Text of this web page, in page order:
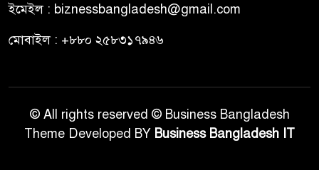
ইমেইল : biznessbangladesh@gmail.com
মোবাইল : +৮৮০ ২৫৮৩১৭৯৪৬
© All rights reserved © Business Bangladesh
Theme Developed BY Business Bangladesh IT